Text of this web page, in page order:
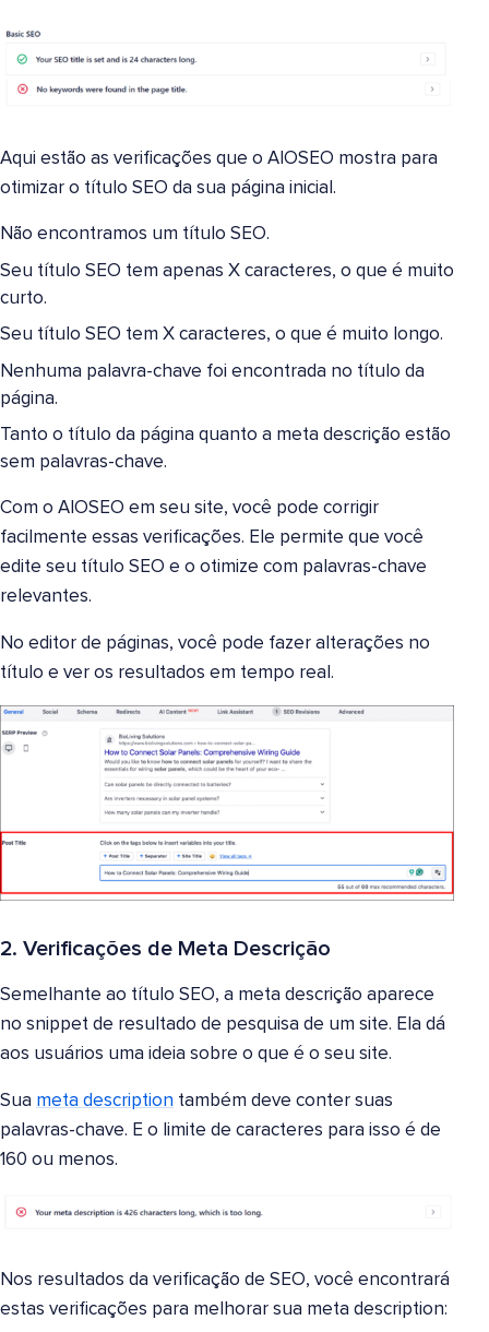
Aqui estão as verificações que o AIOSEO mostra para
otimizar o título SEO da sua página inicial.
Não encontramos um título SEO.
Seu título SEO tem apenas X caracteres, o que é muito
curto.
Seu título SEO tem X caracteres, o que é muito longo.
Nenhuma palavra-chave foi encontrada no título da
página.
Tanto o título da página quanto a meta descrição estão
sem palavras-chave.
Com o AIOSEO em seu site, você pode corrigir
facilmente essas verificações. Ele permite que você
edite seu título SEO e o otimize com palavras-chave
relevantes.
No editor de páginas, você pode fazer alterações no
título e ver os resultados em tempo real.
2. Verificações de Meta Descrição
Semelhante ao título SEO, a meta descrição aparece
no snippet de resultado de pesquisa de um site. Ela dá
aos usuários uma ideia sobre o que é o seu site.
Sua meta description também deve conter suas
palavras-chave. E o limite de caracteres para isso é de
160 ou menos.
Nos resultados da verificação de SEO, você encontrará
estas verificações para melhorar sua meta description: